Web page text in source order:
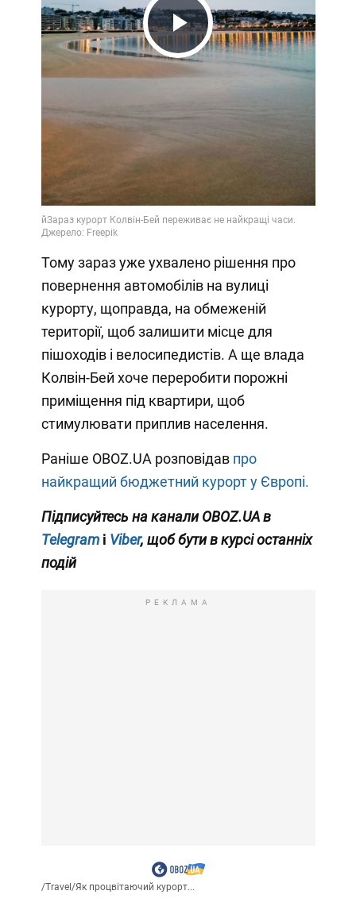
Play
Video
Тому зараз уже ухвалено рішення про
повернення автомобілів на вулиці
курорту, щоправда, на обмеженій
території, щоб залишити місце для
пішоходів і велосипедистів. А ще влада
Колвін-Бей хоче переробити порожні
приміщення під квартири, щоб
стимулювати приплив населення.
Раніше OBOZ.UA розповідав про
найкращий бюджетний курорт у Європі.
Підписуйтесь на канали OBOZ.UA в
Telegramі Viber, щоб бути в курсі останніх
подій
РЕКЛАМА
/Travel /Як процвітаючий курорт...